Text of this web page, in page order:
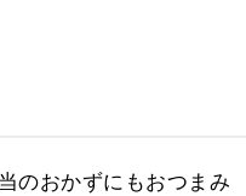
のおかずにもおつまみ